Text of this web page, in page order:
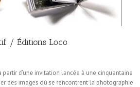
/ Éditions Loco
partir d’une invitation lancée à une cinquantaine
des images où se rencontrent la photographie